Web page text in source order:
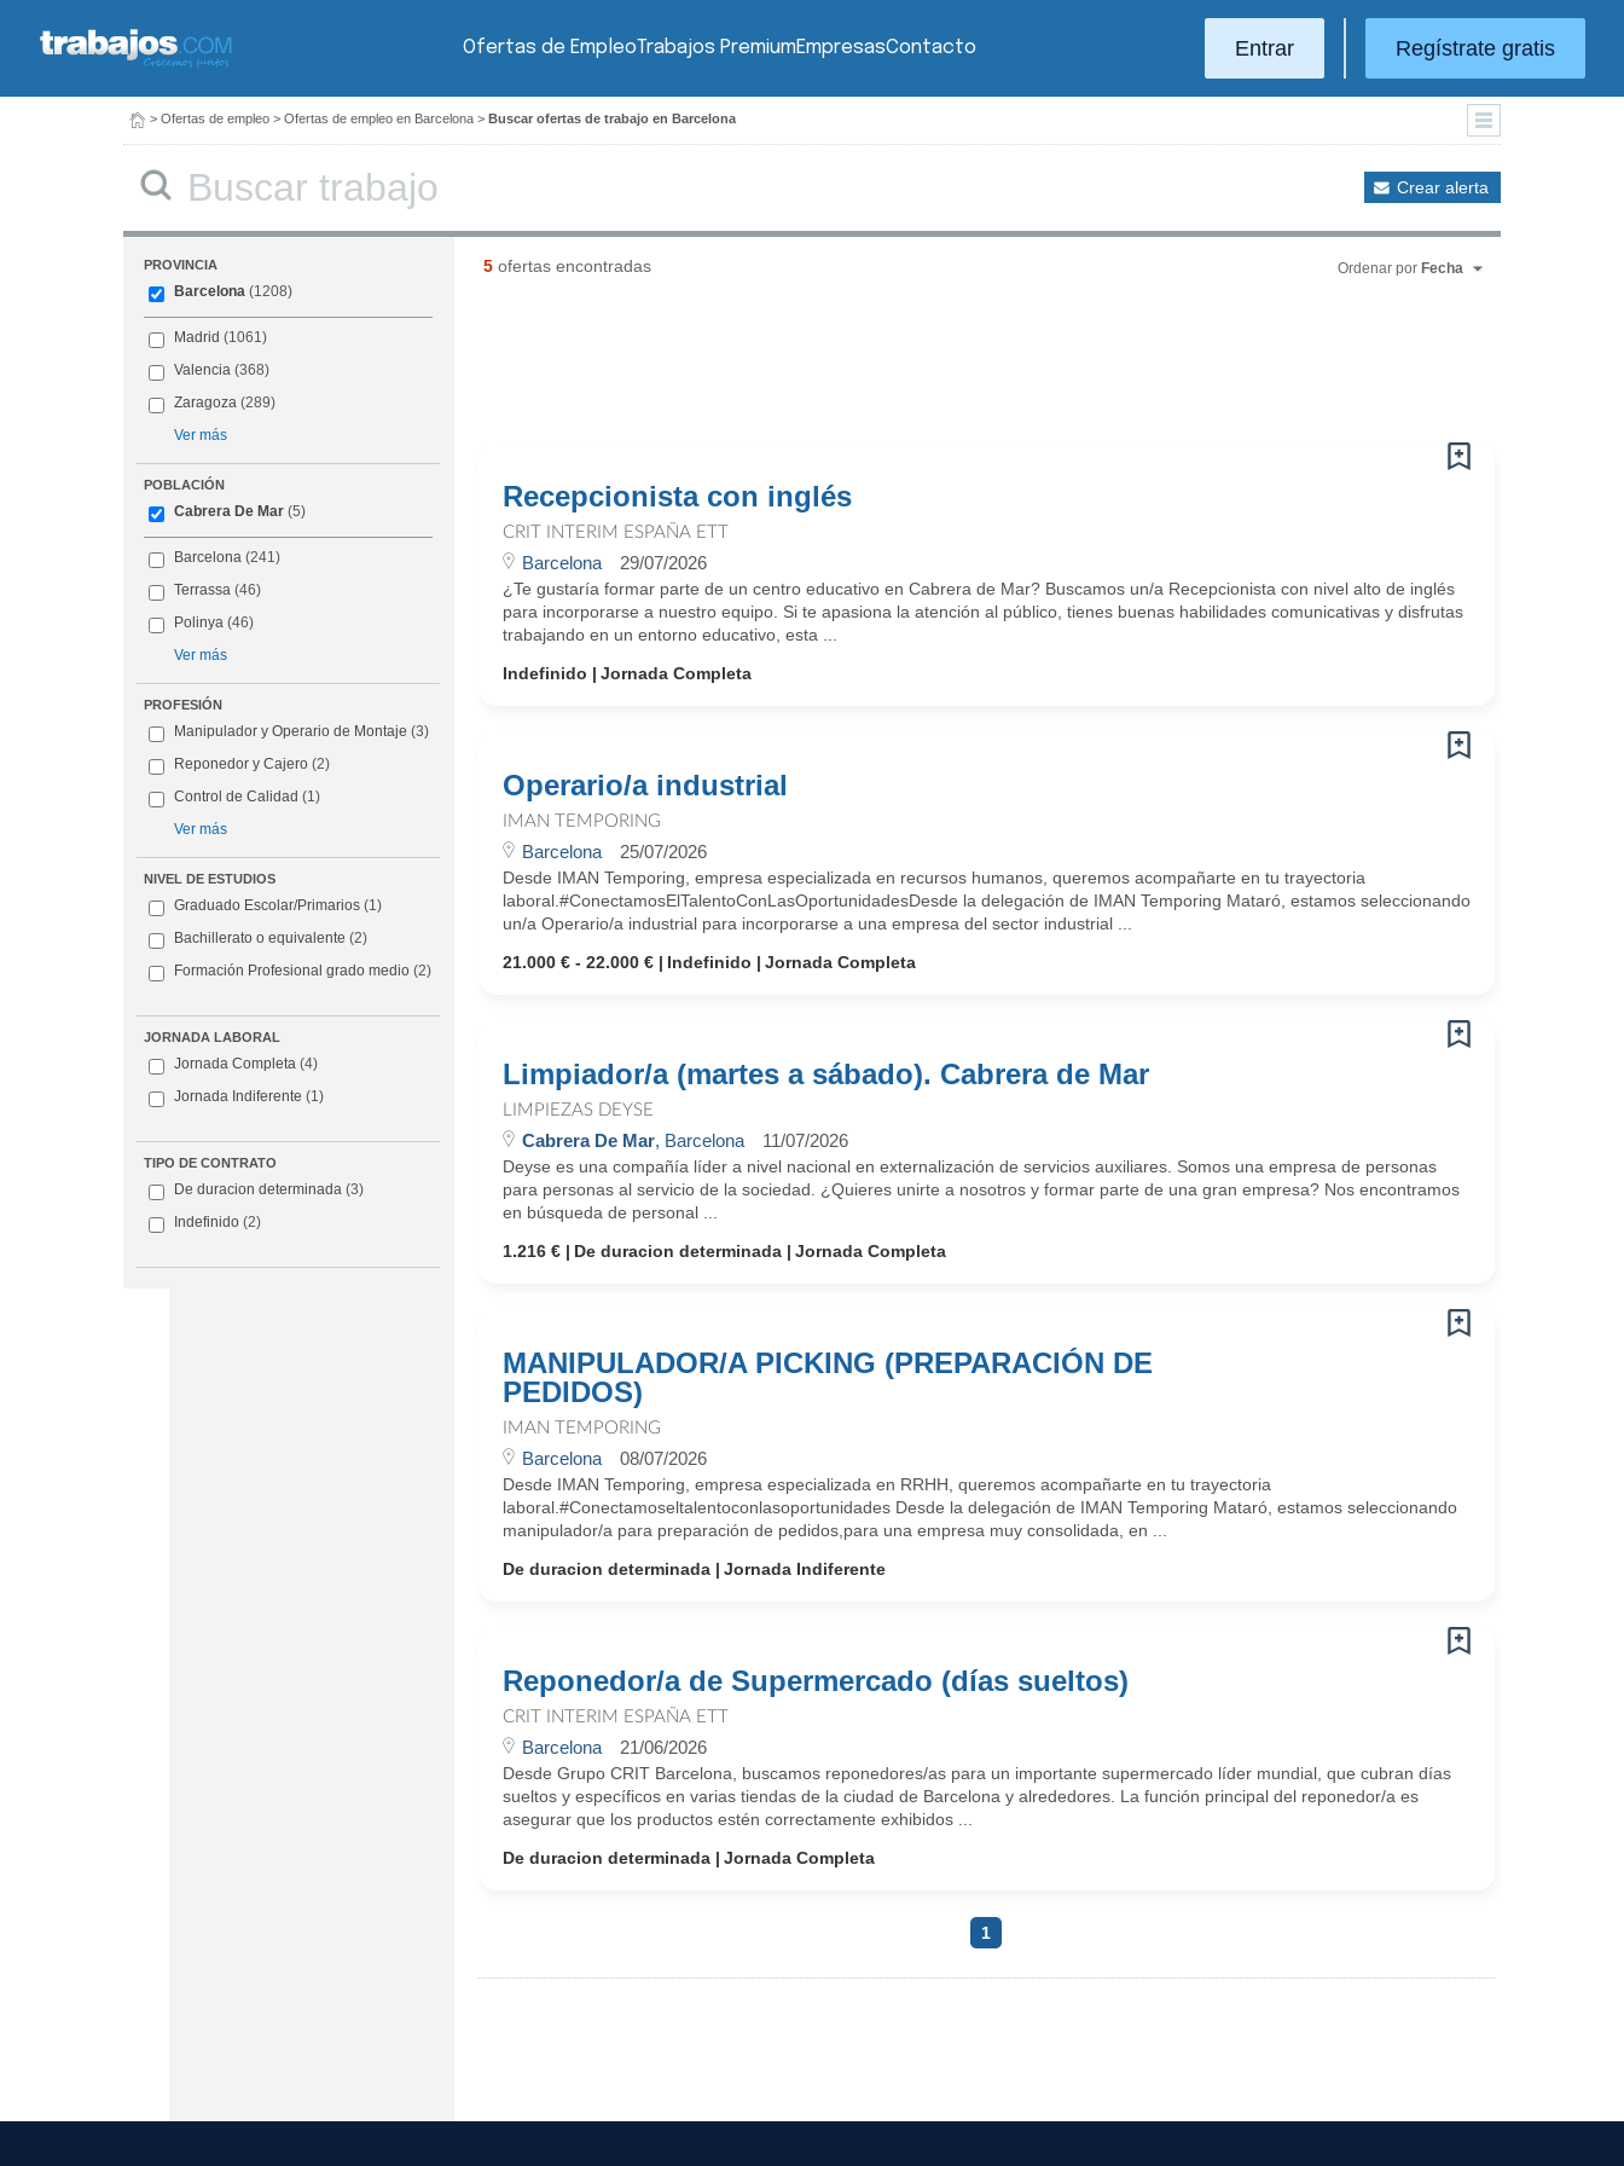
Ofertas de EmpleoTrabajos PremiumEmpresasContacto Entrar Regístrate gratis
> Ofertas de empleo > Ofertas de empleo en Barcelona > Buscar ofertas de trabajo en Barcelona
Crear alerta
PROVINCIA
Barcelona (1208)
Madrid (1061)
Valencia (368)
Zaragoza (289)
Ver más
POBLACIÓN
Cabrera De Mar (5)
Barcelona (241)
Terrassa (46)
Polinya (46)
Ver más
PROFESIÓN
Manipulador y Operario de Montaje (3)
Reponedor y Cajero (2)
Control de Calidad (1)
Ver más
NIVEL DE ESTUDIOS
Graduado Escolar/Primarios (1)
Bachillerato o equivalente (2)
Formación Profesional grado medio (2)
JORNADA LABORAL
Jornada Completa (4)
Jornada Indiferente (1)
TIPO DE CONTRATO
De duracion determinada (3)
Indefinido (2)
5ofertas encontradas Ordenar por Fecha
Recepcionista con inglés
CRIT INTERIM ESPAÑA ETT
Barcelona 29/07/2026
¿Te gustaría formar parte de un centro educativo en Cabrera de Mar? Buscamos un/a Recepcionista con nivel alto de inglés
para incorporarse a nuestro equipo. Si te apasiona la atención al público, tienes buenas habilidades comunicativas y disfrutas
trabajando en un entorno educativo, esta ...
Indefinido
Jornada Completa
Operario/a industrial
IMAN TEMPORING
Barcelona 25/07/2026
Desde IMAN Temporing, empresa especializada en recursos humanos, queremos acompañarte en tu trayectoria
laboral.#ConectamosElTalentoConLasOportunidadesDesde la delegación de IMAN Temporing Mataró, estamos seleccionando
un/a Operario/a industrial para incorporarse a una empresa del sector industrial ...
21.000 € - 22.000 €
Indefinido Jornada Completa
Limpiador/a (martes a sábado). Cabrera de Mar
LIMPIEZAS DEYSE
Cabrera De Mar, Barcelona 11/07/2026
Deyse es una compañía líder a nivel nacional en externalización de servicios auxiliares. Somos una empresa de personas
para personas al servicio de la sociedad. ¿Quieres unirte a nosotros y formar parte de una gran empresa? Nos encontramos
en búsqueda de personal ...
1.216 €
De duracion determinada Jornada Completa
MANIPULADOR/A PICKING (PREPARACIÓN DE
PEDIDOS)
IMAN TEMPORING
Barcelona 08/07/2026
Desde IMAN Temporing, empresa especializada en RRHH, queremos acompañarte en tu trayectoria
laboral.#Conectamoseltalentoconlasoportunidades Desde la delegación de IMAN Temporing Mataró, estamos seleccionando
manipulador/a para preparación de pedidos,para una empresa muy consolidada, en ...
De duracion determinada
Jornada Indiferente
Reponedor/a de Supermercado (días sueltos)
CRIT INTERIM ESPAÑA ETT
Barcelona 21/06/2026
Desde Grupo CRIT Barcelona, buscamos reponedores/as para un importante supermercado líder mundial, que cubran días
sueltos y específicos en varias tiendas de la ciudad de Barcelona y alrededores. La función principal del reponedor/a es
asegurar que los productos estén correctamente exhibidos ...
De duracion determinada
Jornada Completa
1